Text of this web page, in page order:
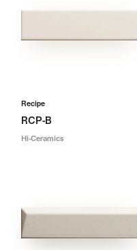
Recipe
RCP-B
Hi-Ceramics